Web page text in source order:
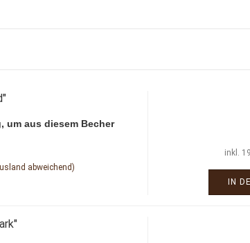
um aus diesem Becher
abweichend)
inkl.
IN